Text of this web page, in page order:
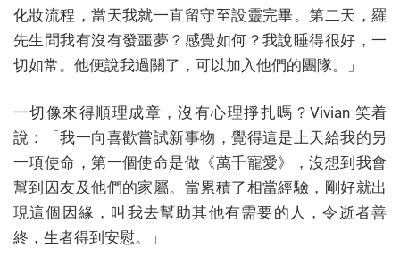
化妝流程，當天我就一直留守至設靈完畢。第二天，羅
先生問我有沒有發噩夢？感覺如何？我說睡得很好，一
切如常。他便說我過關了，可以加入他們的團隊。」
一切像來得順理成章，沒有心理掙扎嗎？Vivian 笑着
說：「我一向喜歡嘗試新事物，覺得這是上天給我的另
一項使命，第一個使命是做《萬千寵愛》，沒想到我會
幫到囚友及他們的家屬。當累積了相當經驗，剛好就出
現這個因緣，叫我去幫助其他有需要的人，令逝者善
終，生者得到安慰。」